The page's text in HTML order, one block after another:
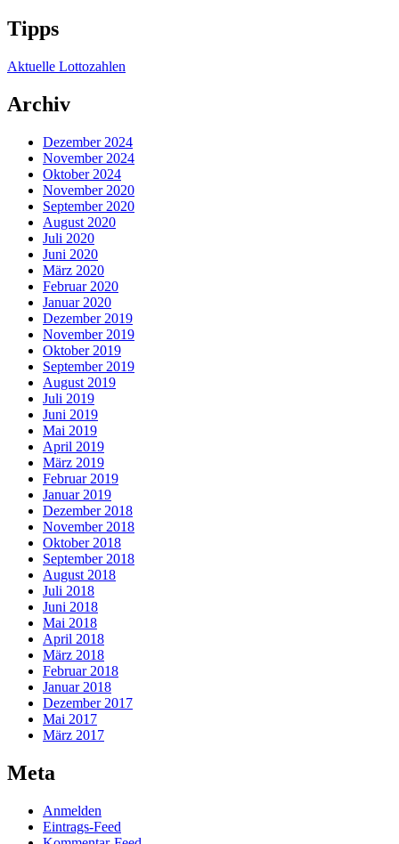
Tipps
Aktuelle Lottozahlen
Archiv
Dezember 2024
November 2024
Oktober 2024
November 2020
September 2020
August 2020
Juli 2020
Juni 2020
März 2020
Februar 2020
Januar 2020
Dezember 2019
November 2019
Oktober 2019
September 2019
August 2019
Juli 2019
Juni 2019
Mai 2019
April 2019
März 2019
Februar 2019
Januar 2019
Dezember 2018
November 2018
Oktober 2018
September 2018
August 2018
Juli 2018
Juni 2018
Mai 2018
April 2018
März 2018
Februar 2018
Januar 2018
Dezember 2017
Mai 2017
März 2017
Meta
Anmelden
Eintrags-Feed